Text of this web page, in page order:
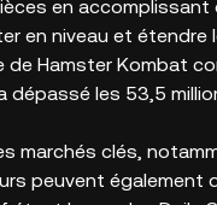
en
en niveau et étendre
de Hamster Kombat
les 53,5
marchés clés,
peuvent également